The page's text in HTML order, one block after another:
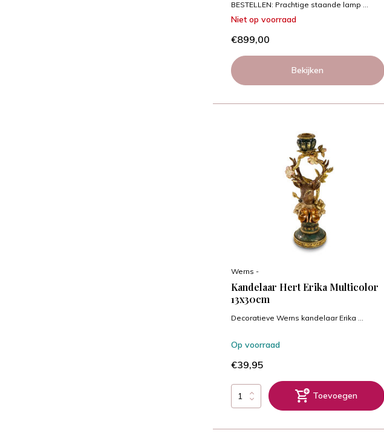
BESTELLEN: Prachtige staande lamp ...
Niet op voorraad
€899,00
Bekijken
Werns -
Kandelaar Hert Erika Multicolor
13x30cm
Decoratieve Werns kandelaar Erika ...
Op voorraad
€39,95
Toevoegen